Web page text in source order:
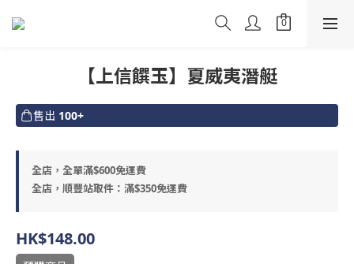
【上信饌玉】夏威夷潛艇
售出 100+
全店，全單滿$600免運費
全店，順豐站取件：滿$350免運費
HK$148.00